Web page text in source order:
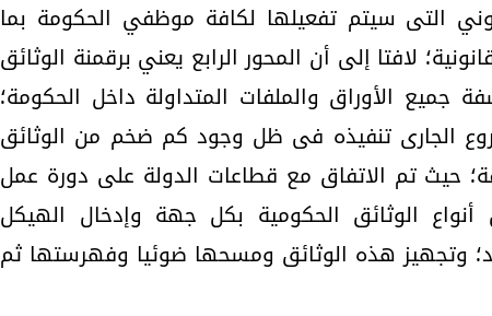
التى سيتم تفعيلها لكافة موظفي الحكومة بما
لافتا إلى أن المحور الرابع يعني برقمنة الوثائق
جميع الأوراق والملفات المتداولة داخل الحكومة؛
الجارى تنفيذه فى ظل وجود كم ضخم من الوثائق
حيث تم الاتفاق مع قطاعات الدولة على دورة عمل
الوثائق الحكومية بكل جهة وإدخال الهيكل
وتجهيز هذه الوثائق ومسحها ضوئيا وفهرستها ثم